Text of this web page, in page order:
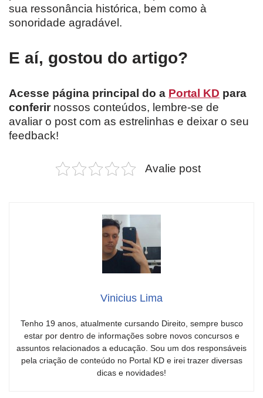
sua ressonância histórica, bem como à
sonoridade agradável.
E aí, gostou do artigo?
Acesse página principal do a Portal KD para
conferirnossos conteúdos, lembre-se de
avaliar o post com as estrelinhas e deixar o seu
feedback!
Avalie post
Vinicius Lima
Tenho 19 anos, atualmente cursando Direito, sempre busco
estar por dentro de informações sobre novos concursos e
assuntos relacionados a educação. Sou um dos responsáveis
pela criação de conteúdo no Portal KD e irei trazer diversas
dicas e novidades!